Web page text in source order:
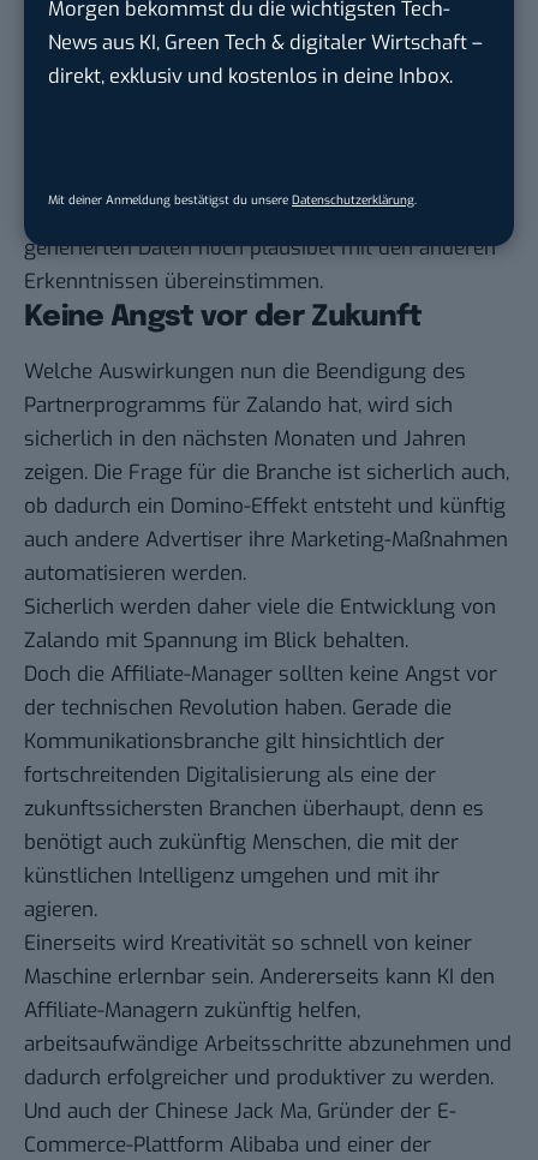
Morgen bekommst du die wichtigsten Tech-
News aus KI, Green Tech & digitaler Wirtschaft –
direkt, exklusiv und kostenlos in deine Inbox.
Mit deiner Anmeldung bestätigst du unsere Datenschutzerklärung.
Eine weitere Fehlerquelle in der Nutzung von KI ist,
dass automatisierte Prozesse und Filter eingestellt
und dann einfach durchlaufen werden. Allerdings
eine kontinuierliche Überprüfung stattfinden, ob die
generierten Daten noch plausibel mit den anderen
Erkenntnissen übereinstimmen.
Keine Angst vor der Zukunft
Welche Auswirkungen nun die Beendigung des
Partnerprogramms für Zalando hat, wird sich
sicherlich in den nächsten Monaten und Jahren
zeigen. Die Frage für die Branche ist sicherlich auch,
ob dadurch ein Domino-Effekt entsteht und künftig
auch andere Advertiser ihre Marketing-Maßnahmen
automatisieren werden.
Sicherlich werden daher viele die Entwicklung von
Zalando mit Spannung im Blick behalten.
Doch die Affiliate-Manager sollten keine Angst vor
der technischen Revolution haben. Gerade die
Kommunikationsbranche gilt hinsichtlich der
fortschreitenden Digitalisierung als eine der
zukunftssichersten Branchen überhaupt, denn es
benötigt auch zukünftig Menschen, die mit der
künstlichen Intelligenz umgehen und mit ihr
agieren.
Einerseits wird Kreativität so schnell von keiner
Maschine erlernbar sein. Andererseits kann KI den
Affiliate-Managern zukünftig helfen,
arbeitsaufwändige Arbeitsschritte abzunehmen und
dadurch erfolgreicher und produktiver zu werden.
Und auch der Chinese Jack Ma, Gründer der E-
Commerce-Plattform Alibaba und einer der